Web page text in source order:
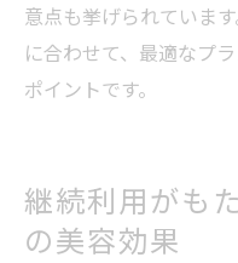
意点も挙げられていま
に合わせて、最適なプ
ポイントです。
継続利用がも
の美容効果